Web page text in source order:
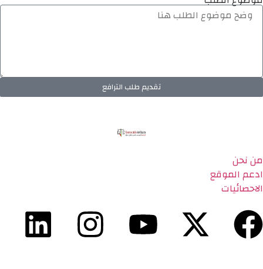
تقديم طلب الترافع
من نحن
ادعم الموقع
الاحصائيات